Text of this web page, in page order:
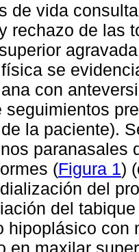
de vida
rechazo de las
se
con
seguimientos
la paciente).
paranasales
(Figura 1)
del
del
hipoplásico
en maxilar